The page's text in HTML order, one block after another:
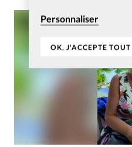
Personnaliser
OK, J'ACCEPTE TOUT